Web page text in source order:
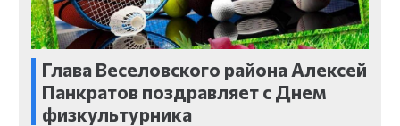
Глава Веселовского района Алексей
Панкратов поздравляет с Днем
физкультурника